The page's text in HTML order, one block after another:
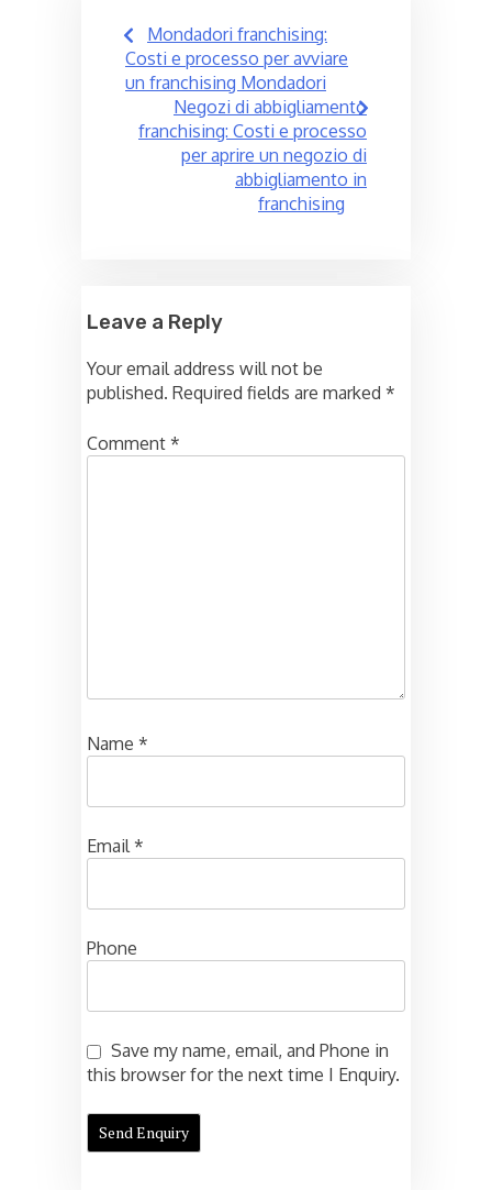
Post
navigation
Mondadori franchising:
Costi e processo per avviare
un franchising Mondadori
Negozi di abbigliamento
franchising: Costi e processo
per aprire un negozio di
abbigliamento in
franchising
Leave a Reply
Your email address will not be
published. Required fields are marked *
Comment *
Name *
Email*
Phone
Save my name, email, and Phone in
this browser for the next time I Enquiry.